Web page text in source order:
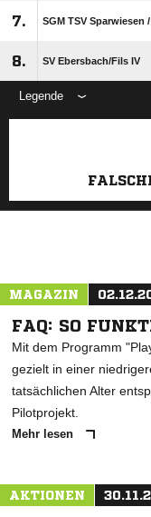
7. SGM TSV Sparwiesen
8. SV Ebersbach/​Fils IV
Legende
MAGAZIN
FAQ: SO
Mit dem Programm
gezielt in einer
tatsächlichen Alter
Pilotprojekt.
Mehr lesen
AKTIONEN